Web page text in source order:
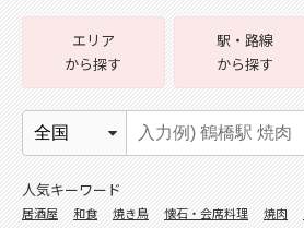
エリア
から探す
駅・路線
から探す
人気キーワード
居酒屋 和食 焼き鳥 懐石・会席料理 焼肉